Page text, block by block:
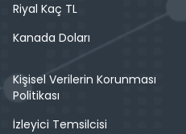
Riyal Kaç TL
Kanada Doları
Kişisel Verilerin Korunması
Politikası
İzleyici Temsilcisi